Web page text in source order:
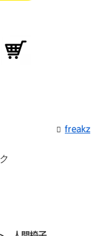
freakz